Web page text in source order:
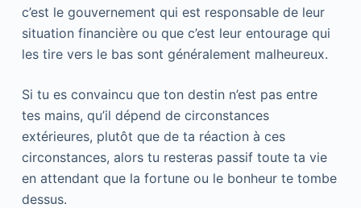
c’est le gouvernement qui est responsable de leur
situation financière ou que c’est leur entourage qui
les tire vers le bas sont généralement malheureux.
Si tu es convaincu que ton destin n’est pas entre
tes mains, qu’il dépend de circonstances
extérieures, plutôt que de ta réaction à ces
circonstances, alors tu resteras passif toute ta vie
en attendant que la fortune ou le bonheur te tombe
dessus.